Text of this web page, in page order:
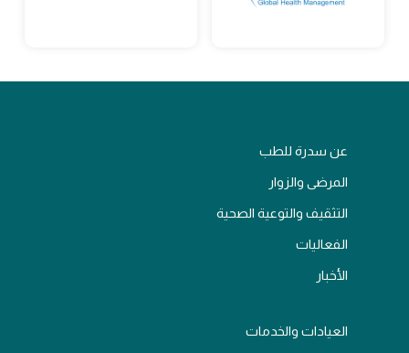
عن سدرة للطب
المرضى والزوار
التثقيف والتوعية الصحية
الفعاليات
الأخبار
العيادات والخدمات